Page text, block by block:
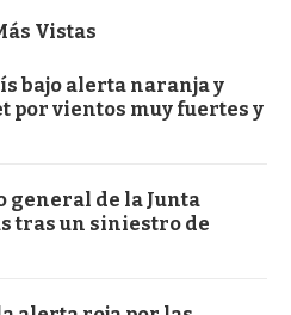
Vistas
bajo alerta naranja y
por vientos muy fuertes y
general de la Junta
tras un siniestro de